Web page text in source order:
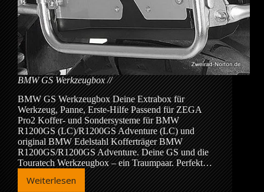
BMW GS Werkzeugbox
BMW GS Werkzeugbox Deine Extrabox für
Werkzeug, Panne, Erste-Hilfe Passend für ZEGA
Pro2 Koffer- und Sondersysteme für BMW
R1200GS (LC)/R1200GS Adventure (LC) und
original BMW Edelstahl Kofferträger BMW
R1200GS/R1200GS Adventure. Deine GS und die
Touratech Werkzeugbox – ein Traumpaar. Perfekt…
Weiterlesen
BMW